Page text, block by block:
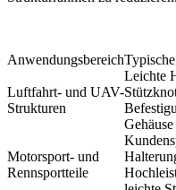
Anwendungsbereich
Luftfahrt- und UAV-
Strukturen
Leichte
Gehäuse
Motorsport- und
Rennsportteile